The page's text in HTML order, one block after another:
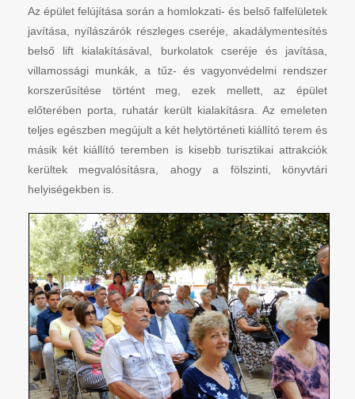
Az épület felújítása során a homlokzati- és belső falfelületek
javítása, nyílászárók részleges cseréje, akadálymentesítés
belső lift kialakításával, burkolatok cseréje és javítása,
villamossági munkák, a tűz- és vagyonvédelmi rendszer
korszerűsítése történt meg, ezek mellett, az épület
előterében porta, ruhatár került kialakításra. Az emeleten
teljes egészben megújult a két helytörténeti kiállító terem és
másik két kiállító teremben is kisebb turisztikai attrakciók
kerültek megvalósításra, ahogy a fölszinti, könyvtári
helyiségekben is.